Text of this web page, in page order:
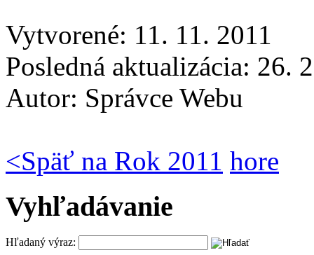
Vytvorené: 11. 11. 2011
Posledná aktualizácia: 26.
Autor: Správce Webu
<Späť na Rok 2011 hore
Vyhľadávanie
Hľadaný výraz: